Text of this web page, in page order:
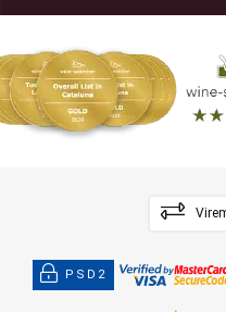
PSD2